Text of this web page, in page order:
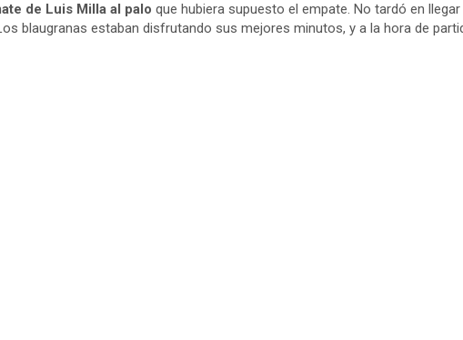
de Luis Milla al palo que hubiera supuesto el empate. No tardó en llegar
blaugranas estaban disfrutando sus mejores minutos, y a la hora de